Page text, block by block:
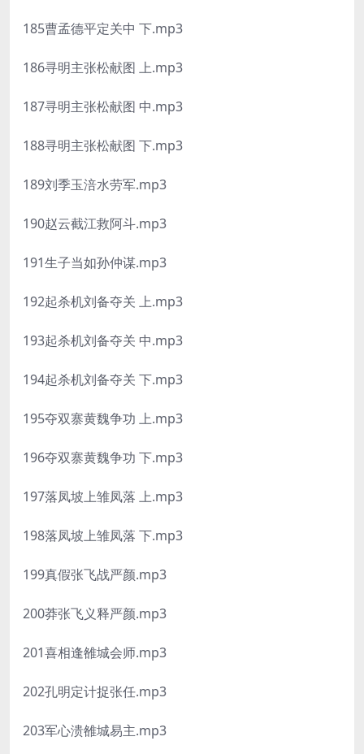
185曹孟德平定关中 下.mp3
186寻明主张松献图 上.mp3
187寻明主张松献图 中.mp3
188寻明主张松献图 下.mp3
189刘季玉涪水劳军.mp3
190赵云截江救阿斗.mp3
191生子当如孙仲谋.mp3
192起杀机刘备夺关 上.mp3
193起杀机刘备夺关 中.mp3
194起杀机刘备夺关 下.mp3
195夺双寨黄魏争功 上.mp3
196夺双寨黄魏争功 下.mp3
197落凤坡上雏凤落 上.mp3
198落凤坡上雏凤落 下.mp3
199真假张飞战严颜.mp3
200莽张飞义释严颜.mp3
201喜相逢雒城会师.mp3
202孔明定计捉张任.mp3
203军心溃雒城易主.mp3